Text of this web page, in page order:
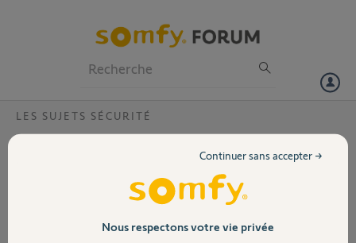
Volet
LES SUJETS SÉCURITÉ
Accès alamre PROTEXIOM ko depuis 4
je ne peux plus accéder à mon alarme depuis 4 jours. L'accès local est
HS, je ne peux plus me connecter au site alarmesomfy.net. Depuis
Nous respectons votre vie privée
Continuer sans accepter →